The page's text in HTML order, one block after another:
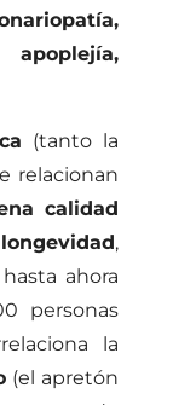
(tanto la
relacionan
calidad
,
ahora
personas
la
(el apretón